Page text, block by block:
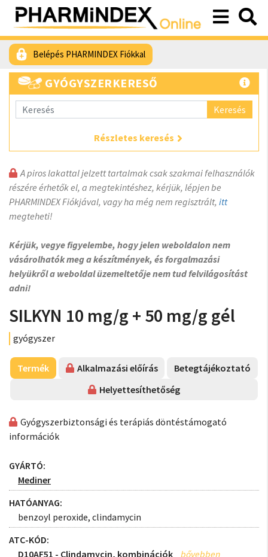
Belépés PHARMINDEX Fiókkal
GYÓGYSZERKERESŐ
Keresés
Részletes keresés
A piros lakattal jelzett tartalmak csak szakmai felhasználók
részére érhetők el, a megtekintéshez, kérjük, lépjen be
PHARMINDEX Fiókjával, vagy ha még nem regisztrált, itt
megteheti!
Kérjük, vegye figyelembe, hogy jelen weboldalon nem
vásárolhatók meg a készítmények, és forgalmazási
helyükről a weboldal üzemeltetője nem tud felvilágosítást
adni!
SILKYN 10 mg/g + 50 mg/g gél
gyógyszer
Termék Alkalmazási előírás
Betegtájékoztató
Helyettesíthetőség
Gyógyszerbiztonsági és terápiás döntéstámogató
információk
GYÁRTÓ:
Mediner
HATÓANYAG:
benzoyl peroxide, clindamycin
ATC-KÓD:
D10AF51 - Clindamycin, kombinációk